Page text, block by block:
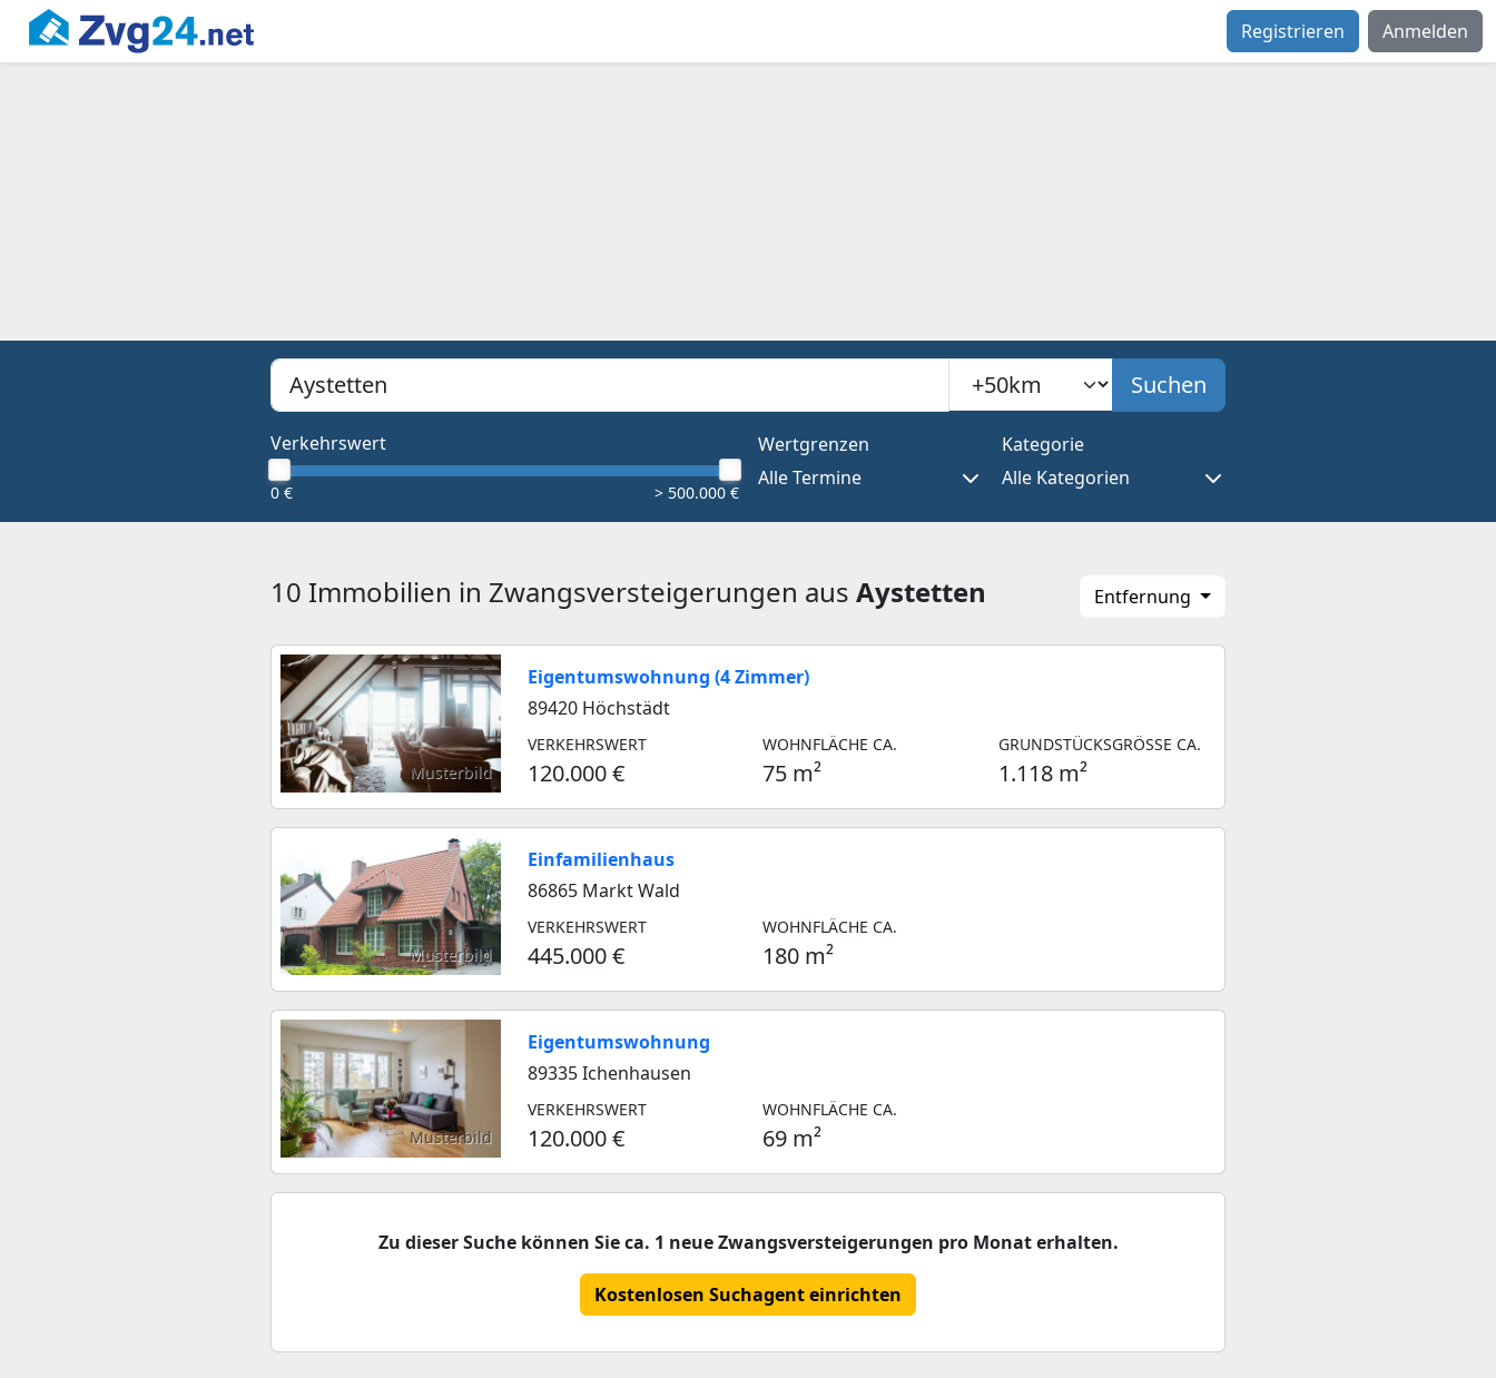
Registrieren Anmelden
PLZ, Ort oder Bundesland Suchradius Suchen
Verkehrswert
0 € > 500.000 €
Wertgrenzen
Alle Termine
Kategorie
Alle Kategorien
10 Immobilien in Zwangsversteigerungen aus Aystetten Entfernung
Musterbild
Eigentumswohnung (4 Zimmer)
89420 Höchstädt
VERKEHRSWERT
120.000 €
WOHNFLÄCHE CA.
75 m²
GRUNDSTÜCKSGRÖSSE CA.
1.118 m²
Musterbild
Einfamilienhaus
86865 Markt Wald
VERKEHRSWERT
445.000 €
WOHNFLÄCHE CA.
180 m²
Musterbild
Eigentumswohnung
89335 Ichenhausen
VERKEHRSWERT
120.000 €
WOHNFLÄCHE CA.
69 m²
Zu dieser Suche können Sie ca. 1 neue Zwangsversteigerungen pro Monat erhalten.
Kostenlosen Suchagent einrichten